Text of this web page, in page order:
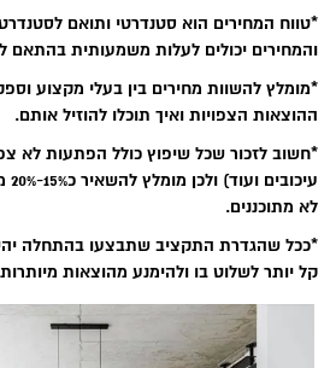
*טווח המחירים הוא סטנדרטי ותואם לסטנדרט
והמחירים יכולים לעלות משמעותית בהתאם
*מומלץ להשוות מחירים בין בעלי מקצוע
ההוצאות הצפויות ואיך תוכלו להוזיל אותם.
*חשוב לזכור שכל שיפוץ כולל הפתעות לא
לא מתוכננים.
*ככל שהגדרת התקציב שתבצעו בהתחלה
קל יותר לשלוט בו ולהימנע מהוצאות